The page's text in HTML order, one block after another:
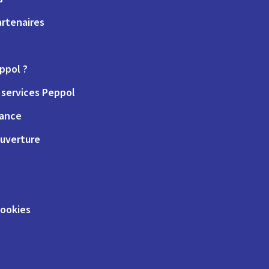
?
Peppol